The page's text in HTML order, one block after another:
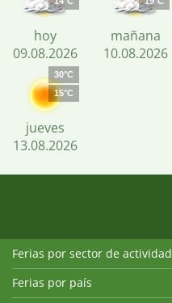
hoy
09.08.2026
mañana
10.08.2026
30°C
15°C
jueves
13.08.2026
Ferias por sector de actividad
Ferias por país